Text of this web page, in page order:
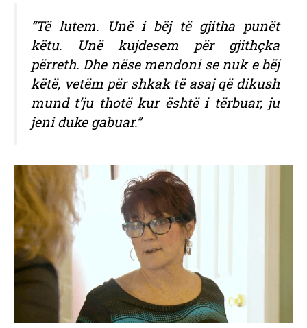
“Të lutem. Unë i bëj të gjitha punët
këtu. Unë kujdesem për gjithçka
përreth. Dhe nëse mendoni se nuk e bëj
këtë, vetëm për shkak të asaj që dikush
mund t’ju thotë kur është i tërbuar, ju
jeni duke gabuar.”